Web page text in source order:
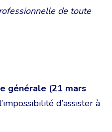
de toute
générale (21 mars
d’assister à